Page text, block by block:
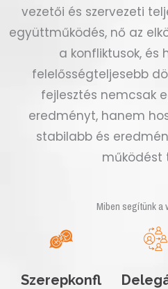
vezetői és szervezeti
együttműködés, nő az
a konfliktusok, és
felelősségteljesebb
fejlesztés nemcsak
eredményt, hanem
stabilabb és
működést
Miben segítünk a
Szerepkonfl